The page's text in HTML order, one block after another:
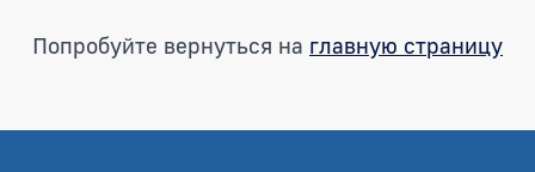
Попробуйте вернуться на главную страницу